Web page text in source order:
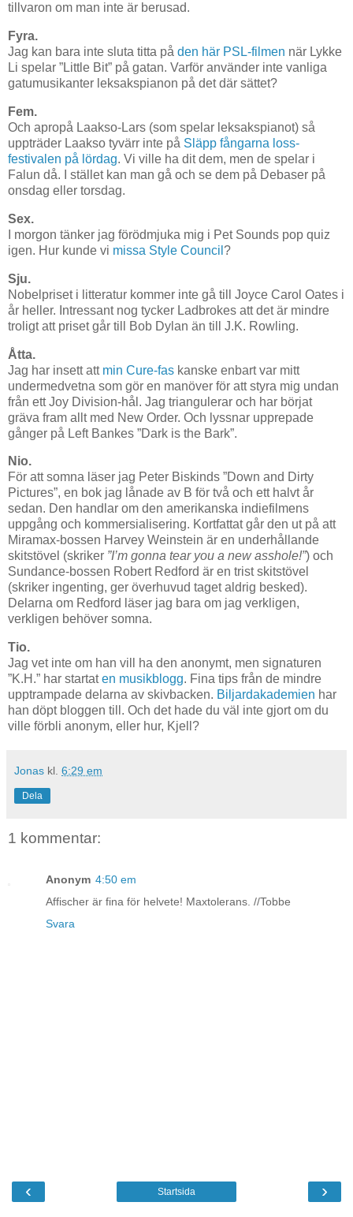
tillvaron om man inte är berusad.
Fyra.
Jag kan bara inte sluta titta på den här PSL-filmen när Lykke
Li spelar ”Little Bit” på gatan. Varför använder inte vanliga
gatumusikanter leksakspianon på det där sättet?
Fem.
Och apropå Laakso-Lars (som spelar leksakspianot) så
uppträder Laakso tyvärr inte på Släpp fångarna loss-
festivalen på lördag. Vi ville ha dit dem, men de spelar i
Falun då. I stället kan man gå och se dem på Debaser på
onsdag eller torsdag.
Sex.
I morgon tänker jag förödmjuka mig i Pet Sounds pop quiz
igen. Hur kunde vi missa Style Council ?
Sju.
Nobelpriset i litteratur kommer inte gå till Joyce Carol Oates i
år heller. Intressant nog tycker Ladbrokes att det är mindre
troligt att priset går till Bob Dylan än till J.K. Rowling.
Åtta.
Jag har insett att min Cure-fas kanske enbart var mitt
undermedvetna som gör en manöver för att styra mig undan
från ett Joy Division-hål. Jag triangulerar och har börjat
gräva fram allt med New Order. Och lyssnar upprepade
gånger på Left Bankes ”Dark is the Bark”.
Nio.
För att somna läser jag Peter Biskinds ”Down and Dirty
Pictures”, en bok jag lånade av B för två och ett halvt år
sedan. Den handlar om den amerikanska indiefilmens
uppgång och kommersialisering. Kortfattat går den ut på att
Miramax-bossen Harvey Weinstein är en underhållande
skitstövel (skriker ”I’m gonna tear you a new asshole!”) och
Sundance-bossen Robert Redford är en trist skitstövel
(skriker ingenting, ger överhuvud taget aldrig besked).
Delarna om Redford läser jag bara om jag verkligen,
verkligen behöver somna.
Tio.
Jag vet inte om han vill ha den anonymt, men signaturen
”K.H.” har startaten musikblogg. Fina tips från de mindre
upptrampade delarna av skivbacken. Biljardakademien har
han döpt bloggen till. Och det hade du väl inte gjort om du
ville förbli anonym, eller hur, Kjell?
Jonas kl. 6:29 em
Dela
1 kommentar:
Anonym 4:50 em
Affischer är fina för helvete! Maxtolerans. //Tobbe
Svara
‹ ›
Startsida